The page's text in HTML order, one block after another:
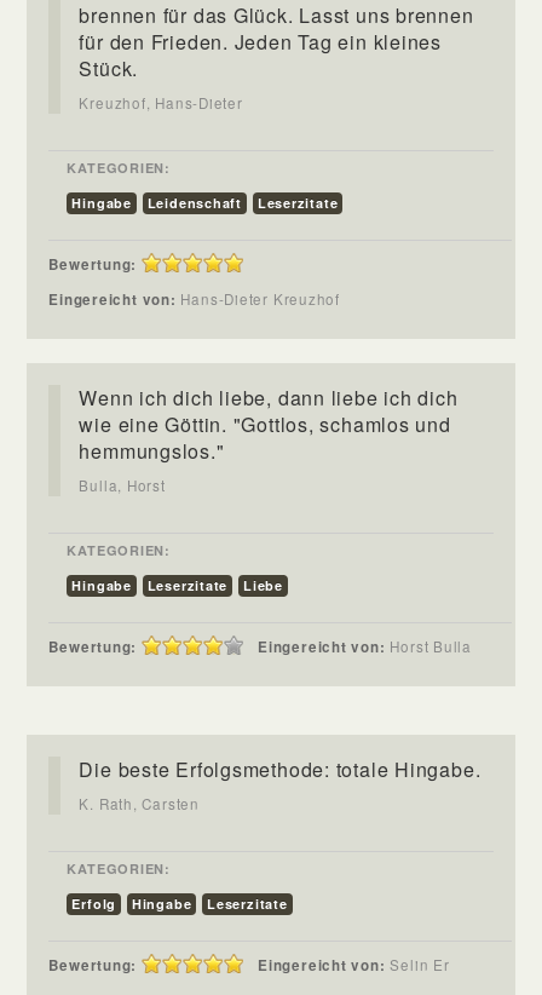
brennen für das Glück. Lasst uns brennen
für den Frieden. Jeden Tag ein kleines
Stück.
Kreuzhof, Hans-Dieter
KATEGORIEN:
Hingabe
Leidenschaft Leserzitate
Bewertung:
Eingereicht von: Hans-Dieter Kreuzhof
Wenn ich dich liebe, dann liebe ich dich
wie eine Göttin. "Gottlos, schamlos und
hemmungslos."
Bulla, Horst
KATEGORIEN:
Hingabe
Leserzitate Liebe
Bewertung: Eingereicht von: Horst Bulla
Die beste Erfolgsmethode: totale Hingabe.
K. Rath, Carsten
KATEGORIEN:
Erfolg
Hingabe Leserzitate
Bewertung: Eingereicht von:Selin Er